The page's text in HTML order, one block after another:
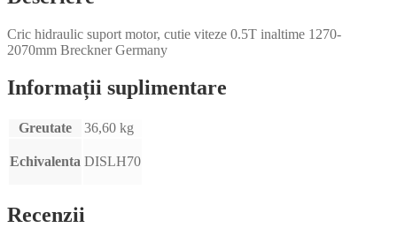
Cric hidraulic suport motor, cutie viteze 0.5T inaltime 1270-
2070mm Breckner Germany
Informații suplimentare
Greutate 36,60 kg
Echivalenta DISLH70
Recenzii